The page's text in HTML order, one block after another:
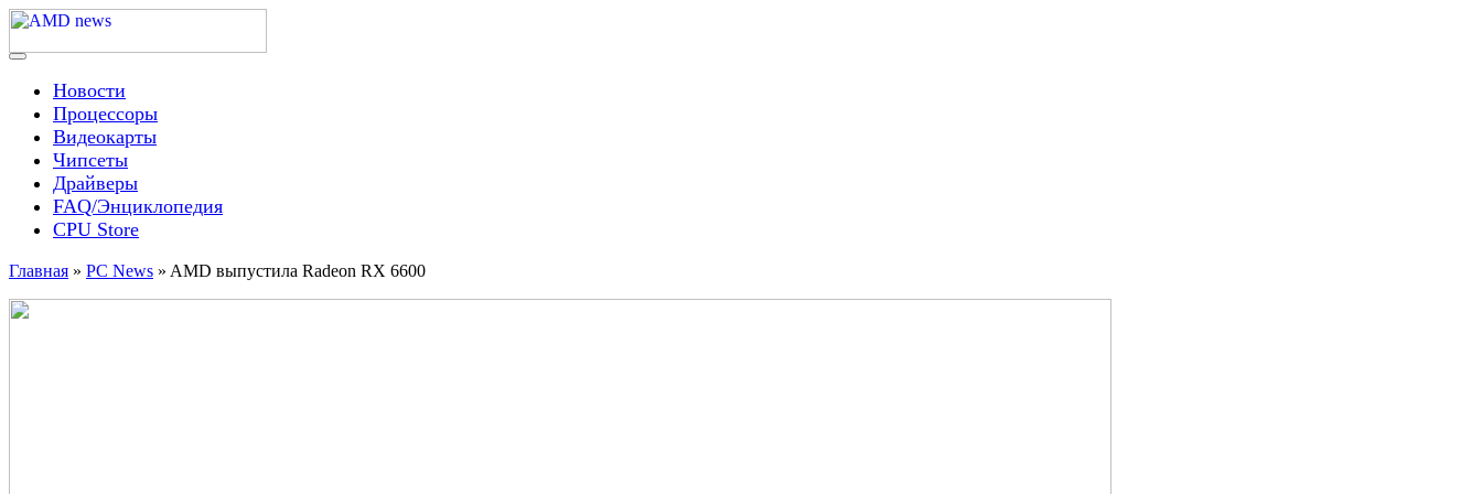
Skip
content
AMD news
Menu
Новости
Процессоры
Видеокарты
Чипсеты
Драйверы
FAQ/Энциклопедия
CPU Store
Главная » PC News » AMD выпустила Radeon RX 6600